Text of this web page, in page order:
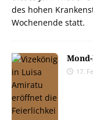
des hohen
Wochenende statt.
17.